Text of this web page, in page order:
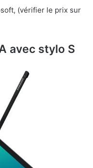
(vérifier le prix sur
avec stylo S